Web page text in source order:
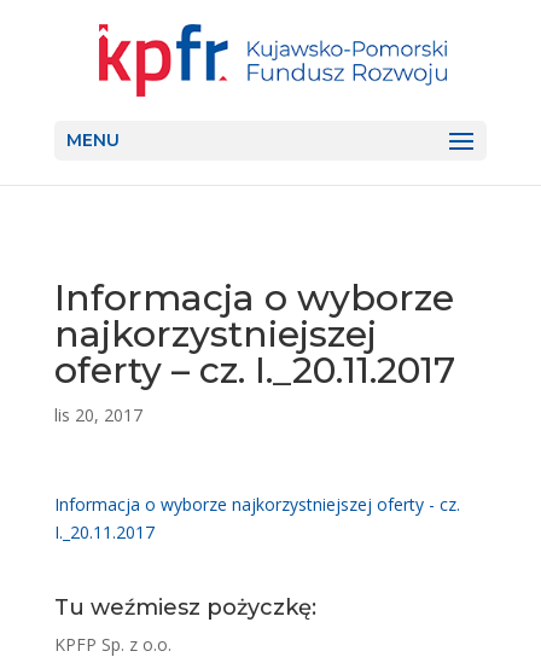
MENU
Informacja o wyborze
najkorzystniejszej
oferty – cz. I._20.11.2017
lis 20, 2017
Informacja o wyborze najkorzystniejszej oferty - cz.
I._20.11.2017
Tu weźmiesz pożyczkę:
KPFP Sp. z o.o.